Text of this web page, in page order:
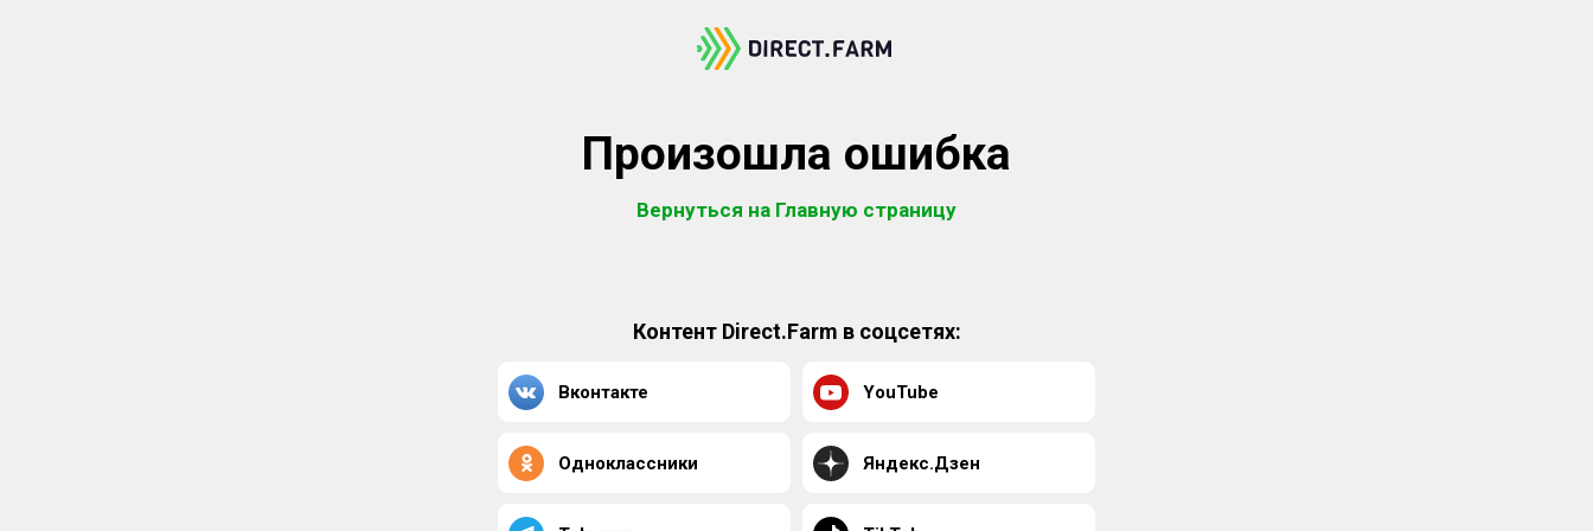
Произошла ошибка
Вернуться на Главную страницу
Контент Direct.Farm в соцсетях:
Вконтакте YouTube
Одноклассники Яндекс.Дзен